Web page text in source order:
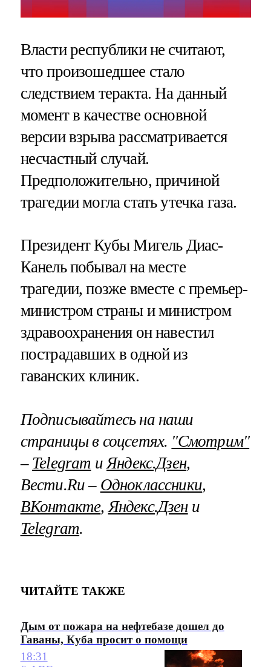
Власти республики не считают,
что произошедшее стало
следствием теракта. На данный
момент в качестве основной
версии взрыва рассматривается
несчастный случай.
Предположительно, причиной
трагедии могла стать утечка газа.
Президент Кубы Мигель Диас-
Канель побывал на месте
трагедии, позже вместе с премьер-
министром страны и министром
здравоохранения он навестил
пострадавших в одной из
гаванских клиник.
Подписывайтесь на наши
страницы в соцсетях. "Смотрим"
– Telegram и Яндекс.Дзен,
Вести.Ru – Одноклассники,
ВКонтакте, Яндекс.Дзени
Telegram.
ЧИТАЙТЕ ТАКЖЕ
Дым от пожара на нефтебазе дошел до
Гаваны, Куба просит о помощи
18:31